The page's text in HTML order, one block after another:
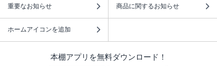
重要なお知らせ 商品に関するお知らせ
ホームアイコンを追加
本棚アプリを無料ダウンロード！